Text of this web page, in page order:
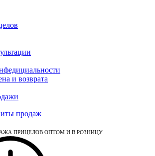
и возврата
продаж
ПРИЦЕЛОВ ОПТОМ И В РОЗНИЦУ